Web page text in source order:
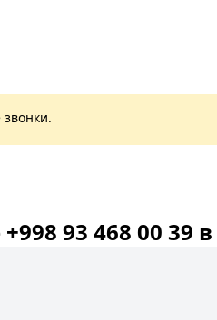
93 468 00 39